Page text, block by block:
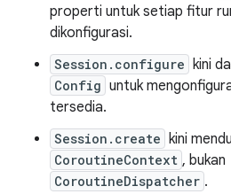
properti untuk setiap fitur
dikonfigurasi.
Session.configure kini
Config untuk
tersedia.
Session.create kini
CoroutineContext , bukan
CoroutineDispatcher .